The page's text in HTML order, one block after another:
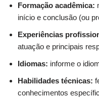
Formação acadêmica:
início e conclusão (ou
Experiências
atuação e principais
Idiomas: informe o
Habilidades técnicas:
conhecimentos